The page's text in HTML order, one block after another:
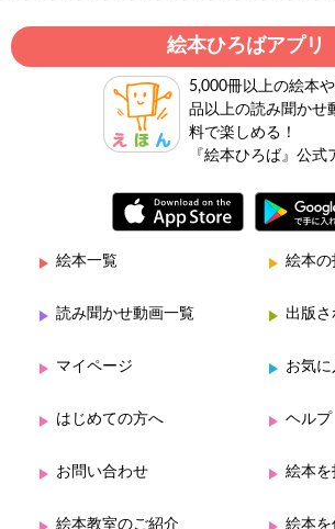
絵本ひろばアプリ
5,000冊以上の絵本
品以上の読み聞かせ
料で楽しめる！
『絵本ひろば』公式
絵本一覧 絵本の
読み聞かせ動画一覧 出版さ
マイページ お気に
はじめての方へ ヘルプ
お問い合わせ 絵本を
絵本教室のご紹介 絵本を